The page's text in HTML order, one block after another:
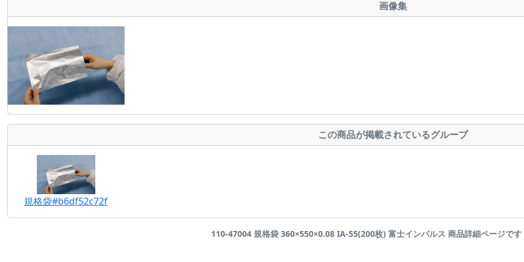
画像集
この商品が掲載されているグループ
規格袋#b6df52c72f
110-47004 規格袋 360×550×0.08 IA-55(200枚) 富士インパルス 商品詳細ページで